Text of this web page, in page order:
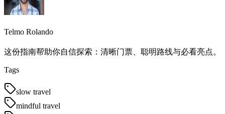
Telmo Rolando
这份指南帮助你自信探索：清晰门票、聪明路线与必看亮点。
Tags
slow travel
mindful travel